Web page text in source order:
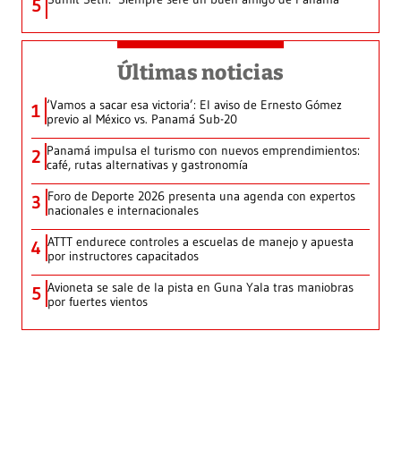
5
Últimas noticias
1 ‘Vamos a sacar esa victoria’: El aviso de Ernesto Gómez
previo al México vs. Panamá Sub-20
2 Panamá impulsa el turismo con nuevos emprendimientos:
café, rutas alternativas y gastronomía
3 Foro de Deporte 2026 presenta una agenda con expertos
nacionales e internacionales
4 ATTT endurece controles a escuelas de manejo y apuesta
por instructores capacitados
5 Avioneta se sale de la pista en Guna Yala tras maniobras
por fuertes vientos